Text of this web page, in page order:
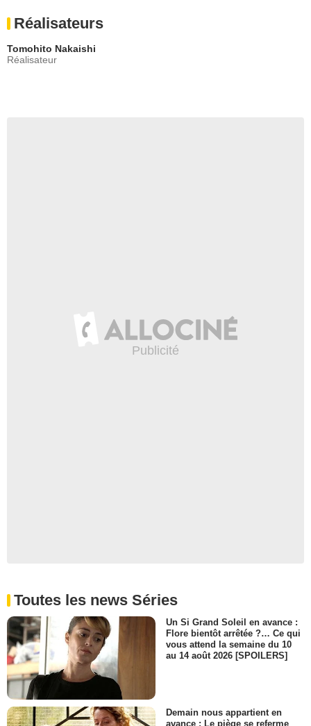
Réalisateurs
Tomohito Nakaishi
Réalisateur
Toutes les news Séries
Un Si Grand Soleil en avance :
Flore bientôt arrêtée ?… Ce qui
vous attend la semaine du 10
au 14 août 2026 [SPOILERS]
Demain nous appartient en
avance : Le piège se referme